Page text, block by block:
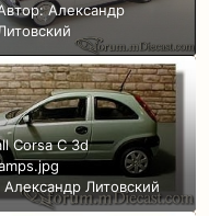
Александр
Corsa C 3d
Александр Литовский